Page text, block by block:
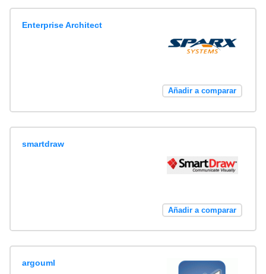
Enterprise Architect
Añadir a comparar
smartdraw
Añadir a comparar
argouml